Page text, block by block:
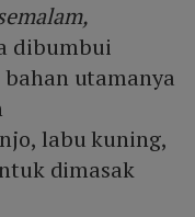
dibumbui
utamanya
labu kuning,
dimasak